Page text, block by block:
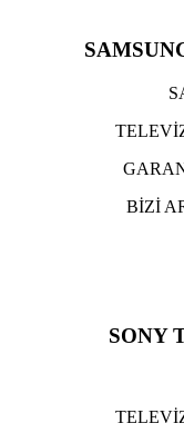
BİZİ
SONY